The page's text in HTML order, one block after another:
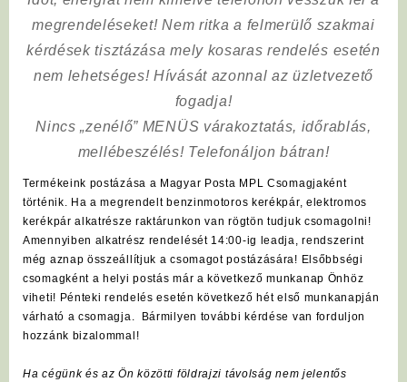
megrendeléseket! Nem ritka a felmerülő szakmai
kérdések tisztázása mely kosaras rendelés esetén
nem lehetséges! Hívását azonnal az üzletvezető
fogadja!
Nincs „zenélő” MENÜS várakoztatás, időrablás,
mellébeszélés! Telefonáljon bátran!
Termékeink postázása a Magyar Posta MPL Csomagjaként
történik. Ha a megrendelt benzinmotoros kerékpár, elektromos
kerékpár alkatrésze raktárunkon van rögtön tudjuk csomagolni!
Amennyiben alkatrész rendelését 14:00-ig leadja, rendszerint
még aznap összeállítjuk a csomagot postázására! Elsőbbségi
csomagként a helyi postás már a következő munkanap Önhöz
viheti! Pénteki rendelés esetén következő hét első munkanapján
várható a csomagja. Bármilyen további kérdése van forduljon
hozzánk bizalommal!
Ha cégünk és az Ön közötti földrajzi távolság nem jelentős